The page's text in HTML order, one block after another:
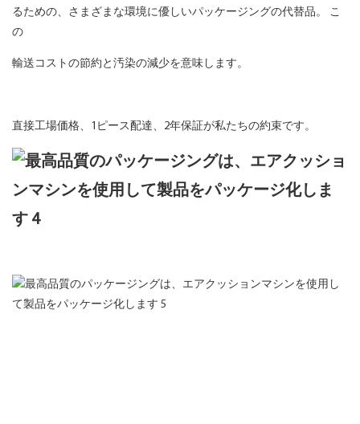
るための、さまざまな環境に優しいパッケージングの代替品。 こ
の
輸送コストの節約と汚染の減少を意味します。
直接工場価格、1ピース配達、2年保証が私たちの約束です。